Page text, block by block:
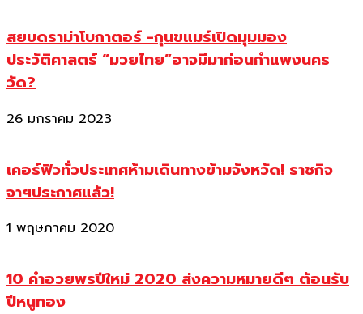
สยบดราม่าโบกาตอร์ -กุนขแมร์เปิดมุมมอง
ประวัติศาสตร์ “มวยไทย”อาจมีมาก่อนกำแพงนคร
วัด?
26 มกราคม 2023
เคอร์ฟิวทั่วประเทศห้ามเดินทางข้ามจังหวัด! ราชกิจ
จาฯประกาศแล้ว!
1 พฤษภาคม 2020
10 คำอวยพรปีใหม่ 2020 ส่งความหมายดีๆ ต้อนรับ
ปีหนูทอง